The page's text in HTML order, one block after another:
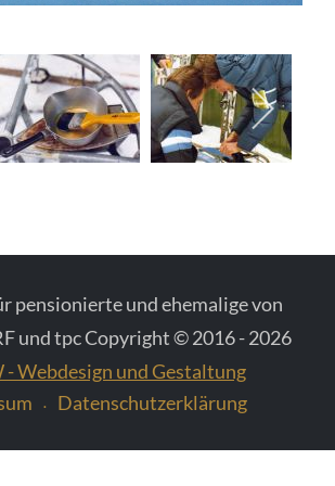
pensionierte und ehemalige von
und tpc Copyright © 2016 - 2026
- Webdesign und Gestaltung
Datenschutzerklärung
Fernsehen